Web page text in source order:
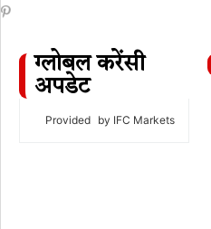
ग्लोबल करेंसी
अपडेट
Provided by IFC Markets